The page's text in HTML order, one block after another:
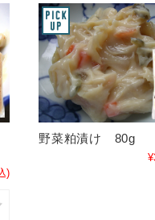
)
野菜粕漬け 80g